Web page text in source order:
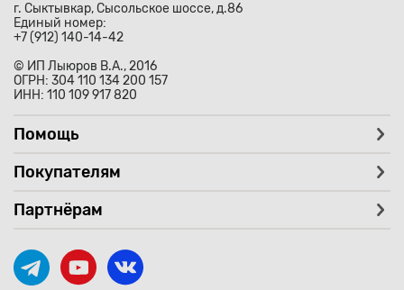
г. Сыктывкар, Сысольское шоссе, д.86
Единый номер:
+7 (912) 140-14-42
© ИП Лыюров В.А., 2016
ОГРН: 304 110 134 200 157
ИНН: 110 109 917 820
Помощь
Покупателям
Партнёрам